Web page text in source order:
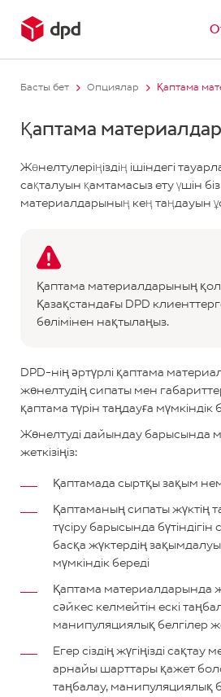
Басты бет Опциялар Қаптама
Қаптама
Жөнелтулеріңіздің ішіндегі
сақталуын қамтамасыз ету үшін біз
материалдарының кең таңдауын
Қаптама материалдарының
Қазақстандағы DPD
бөлімінен нақтылаңыз.
DPD-нің әртүрлі қаптама
жөнелтудің сипаты мен
қаптама түрін таңдауға мүмкіндік
Жөнелтуді дайындау барысында
жеткізіңіз:
Қаптамада сыртқы зақым
Қаптаманың сипаты жүктің
түсіру барысында
басқа жүктердің
мүмкіндік береді
Қаптама материалдарында
сәйкес келмейтін ескі
манипуляциялық белгілер
Егер сіздің жүгіңізді
арнайы шарттары қажет
таңбалау, манипуляциялық